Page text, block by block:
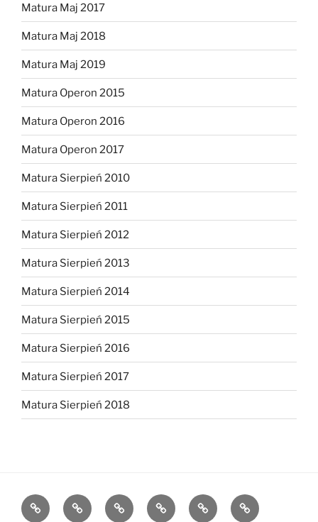
Matura Maj 2017
Matura Maj 2018
Matura Maj 2019
Matura Operon 2015
Matura Operon 2016
Matura Operon 2017
Matura Sierpień 2010
Matura Sierpień 2011
Matura Sierpień 2012
Matura Sierpień 2013
Matura Sierpień 2014
Matura Sierpień 2015
Matura Sierpień 2016
Matura Sierpień 2017
Matura Sierpień 2018
Strona Dlaczego
O
Opinie Kontakt Chce